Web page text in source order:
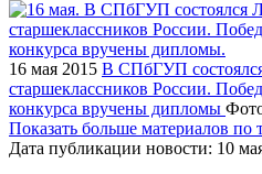
16 мая 2015 В СПбГУП
старшеклассников России.
конкурса вручены дипломы
Показать больше материалов по
Дата публикации новости: 10